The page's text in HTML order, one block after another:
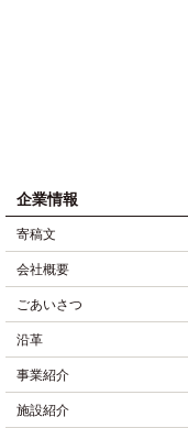
企業情報
寄稿文
会社概要
ごあいさつ
沿革
事業紹介
施設紹介